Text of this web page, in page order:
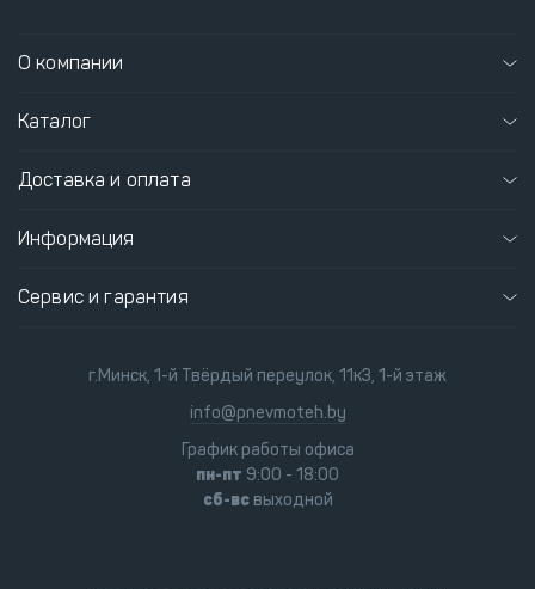
О компании
Каталог
Доставка и оплата
Информация
Сервис и гарантия
г.Минск, 1-й Твёрдый переулок, 11к3, 1-й этаж
info@pnevmoteh.by
График работы офиса
пн-пт 9:00 - 18:00
сб-всвыходной